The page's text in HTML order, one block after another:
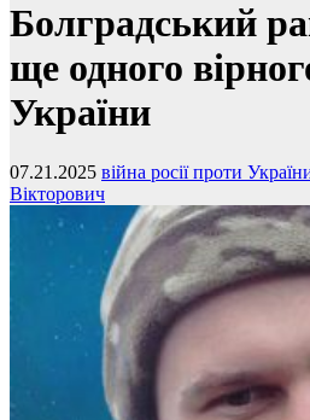
Болградський
ще одного
України
07.21.2025 війна росії проти
Вікторович